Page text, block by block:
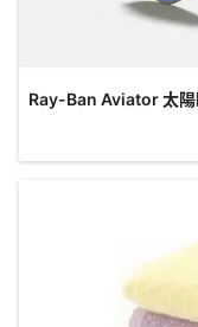
Ray-Ban Aviator 太